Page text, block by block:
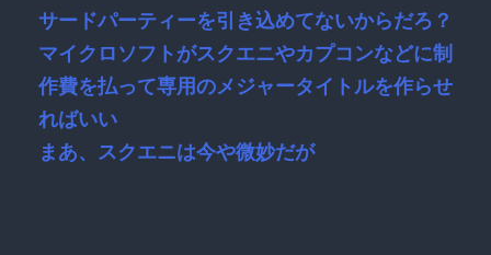
サードパーティーを引き込めてないからだろ？
マイクロソフトがスクエニやカプコンなどに制
作費を払って専用のメジャータイトルを作らせ
ればいい
まあ、スクエニは今や微妙だが